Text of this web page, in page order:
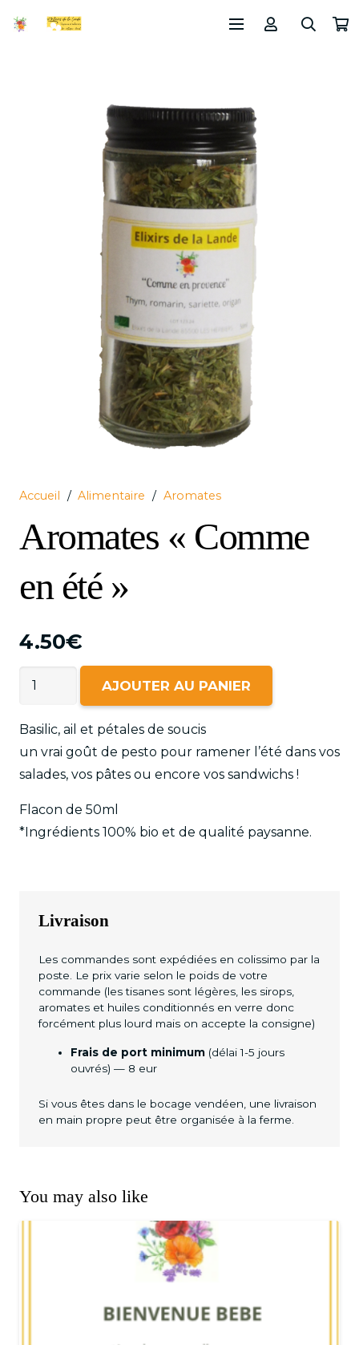
Accueil / Alimentaire / Aromates
Aromates « Comme
en été »
4.50€
quantité
Aromates
"Comme
en
AJOUTER AU PANIER
Basilic, ail et pétales de soucis
un vrai goût de pesto pour ramener l’été dans vos
salades, vos pâtes ou encore vos sandwichs !
Flacon de 50ml
*Ingrédients 100% bio et de qualité paysanne.
Livraison
Les commandes sont expédiées en colissimo par la
poste. Le prix varie selon le poids de votre
commande (les tisanes sont légères, les sirops,
aromates et huiles conditionnés en verre donc
forcément plus lourd mais on accepte la consigne)
Frais de port minimum (délai 1-5 jours
ouvrés) — 8 eur
Si vous êtes dans le bocage vendéen, une livraison
en main propre peut être organisée à la ferme.
You may also like